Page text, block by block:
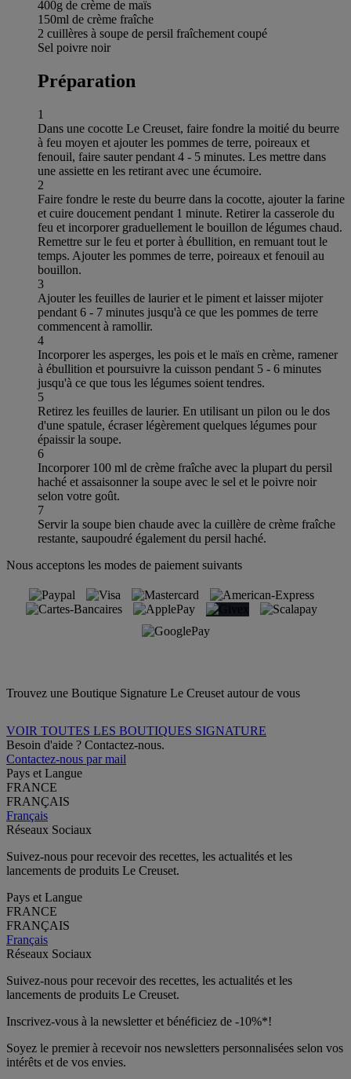
400g de crème de maïs
150ml de crème fraîche
2 cuillères à soupe de persil fraîchement coupé
Sel poivre noir
Préparation
1
Dans une cocotte Le Creuset, faire fondre la moitié du beurre
à feu moyen et ajouter les pommes de terre, poireaux et
fenouil, faire sauter pendant 4 - 5 minutes. Les mettre dans
une assiette en les retirant avec une écumoire.
2
Faire fondre le reste du beurre dans la cocotte, ajouter la farine
et cuire doucement pendant 1 minute. Retirer la casserole du
feu et incorporer graduellement le bouillon de légumes chaud.
Remettre sur le feu et porter à ébullition, en remuant tout le
temps. Ajouter les pommes de terre, poireaux et fenouil au
bouillon.
3
Ajouter les feuilles de laurier et le piment et laisser mijoter
pendant 6 - 7 minutes jusqu'à ce que les pommes de terre
commencent à ramollir.
4
Incorporer les asperges, les pois et le maïs en crème, ramener
à ébullition et poursuivre la cuisson pendant 5 - 6 minutes
jusqu'à ce que tous les légumes soient tendres.
5
Retirez les feuilles de laurier. En utilisant un pilon ou le dos
d'une spatule, écraser légèrement quelques légumes pour
épaissir la soupe.
6
Incorporer 100 ml de crème fraîche avec la plupart du persil
haché et assaisonner la soupe avec le sel et le poivre noir
selon votre goût.
7
Servir la soupe bien chaude avec la cuillère de crème fraîche
restante, saupoudré également du persil haché.
Nous acceptons les modes de paiement suivants
Trouvez une Boutique Signature Le Creuset autour de vous
VOIR TOUTES LES BOUTIQUES SIGNATURE
Besoin d'aide ? Contactez-nous.
Contactez-nous par mail
Pays et Langue
FRANCE
FRANÇAIS
Français
Réseaux Sociaux
Suivez-nous pour recevoir des recettes, les actualités et les
lancements de produits Le Creuset.
Pays et Langue
FRANCE
FRANÇAIS
Français
Réseaux Sociaux
Suivez-nous pour recevoir des recettes, les actualités et les
lancements de produits Le Creuset.
Inscrivez-vous à la newsletter et bénéficiez de -10%*!
Soyez le premier à recevoir nos newsletters personnalisées selon vos
intérêts et de vos envies.